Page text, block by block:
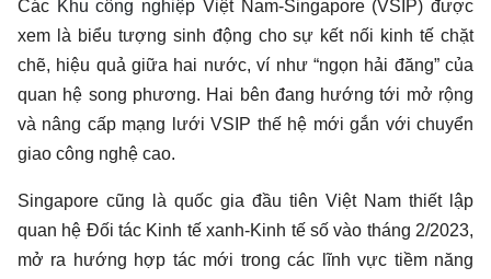
Các Khu công nghiệp Việt Nam-Singapore (VSIP) được
xem là biểu tượng sinh động cho sự kết nối kinh tế chặt
chẽ, hiệu quả giữa hai nước, ví như “ngọn hải đăng” của
quan hệ song phương. Hai bên đang hướng tới mở rộng
và nâng cấp mạng lưới VSIP thế hệ mới gắn với chuyển
giao công nghệ cao.
Singapore cũng là quốc gia đầu tiên Việt Nam thiết lập
quan hệ Đối tác Kinh tế xanh-Kinh tế số vào tháng 2/2023,
mở ra hướng hợp tác mới trong các lĩnh vực tiềm năng